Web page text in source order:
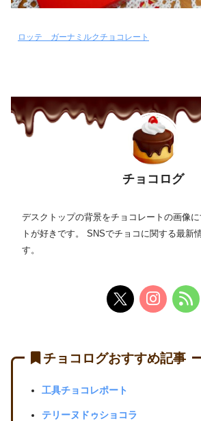
ロッテ ガーナミルクチョコレート
チョコログ
デスクトップの背景をチョコレートの画像
トが好きです。 SNSでチョコに関する最新
す。
チョコログおすすめ記事
工具チョコレポート
テリーヌドゥショコラ